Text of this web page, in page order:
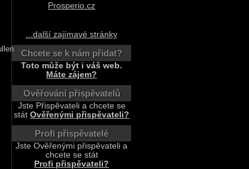
Prosperio.cz
...další zajímavé stránky
Chcete se k nám přidat?
Toto může být i váš web.
Máte zájem?
Ověřování přispěvatelů
Jste Přispěvateli a chcete se
stát Ověřenými přispěvateli?
Profi přispěvatelé
Jste Ověřenými přispěvateli a
chcete se stát
Profi přispěvateli?